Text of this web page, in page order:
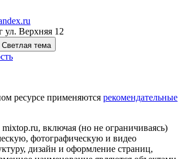
ул. Верхняя 12
Светлая тема
ресурсе применяются рекомендательные
mixtop.ru, включая (но не ограничиваясь)
фотографическую и видео
дизайн и оформление страниц,